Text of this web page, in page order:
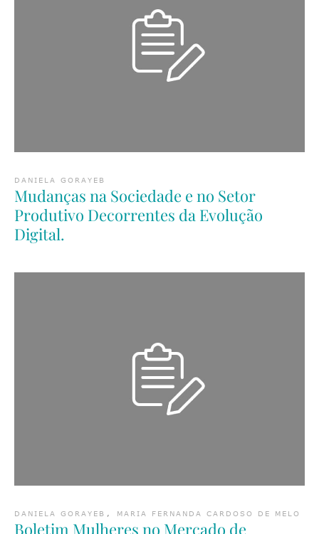
DANIELA GORAYEB
Mudanças na Sociedade e no Setor
Produtivo Decorrentes da Evolução
Digital.
DANIELA GORAYEB , MARIA FERNANDA CARDOSO DE MELO
Boletim Mulheres no Mercado de